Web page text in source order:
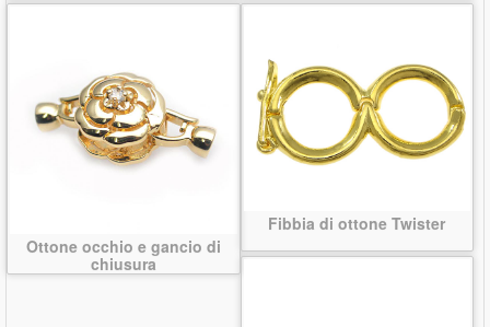
Ottone occhio e gancio di
chiusura
Fibbia di ottone Twister